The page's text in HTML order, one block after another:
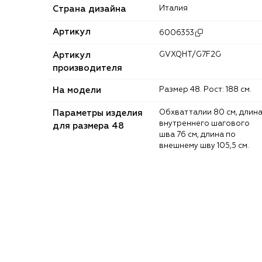
Страна дизайна Италия
Артикул 6006353
Артикул
производителя
GVXQHT/G7F2G
На модели Размер 48. Рост: 188 см.
Параметры изделия
для размера 48
Обхват талии 80 см, длина
внутреннего шагового
шва 76 см, длина по
внешнему шву 105,5 см.